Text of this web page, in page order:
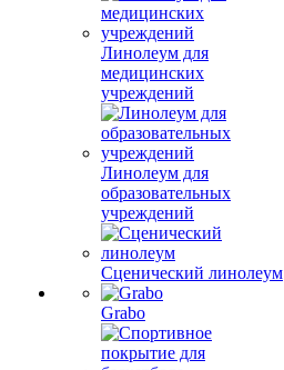
Линолеум для
медицинских
учреждений
Линолеум для
образовательных
учреждений
Сценический линолеум
Grabo